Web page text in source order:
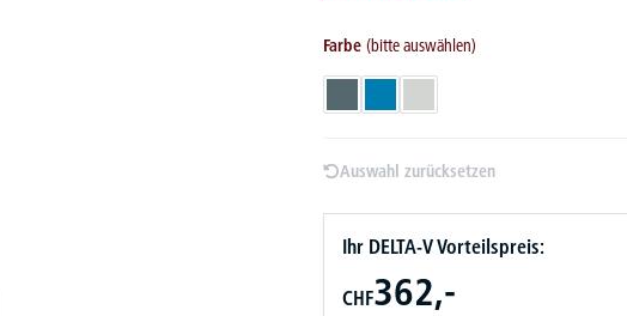
Farbe (bitte auswählen)
Auswahl zurücksetzen
Ihr DELTA-V Vorteilspreis:
CHF362,-